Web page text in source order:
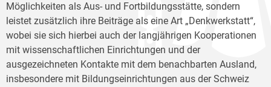
Möglichkeiten als Aus- und Fortbildungsstätte, sondern
leistet zusätzlich ihre Beiträge als eine Art „Denkwerkstatt“,
wobei sie sich hierbei auch der langjährigen Kooperationen
mit wissenschaftlichen Einrichtungen und der
ausgezeichneten Kontakte mit dem benachbarten Ausland,
insbesondere mit Bildungseinrichtungen aus der Schweiz